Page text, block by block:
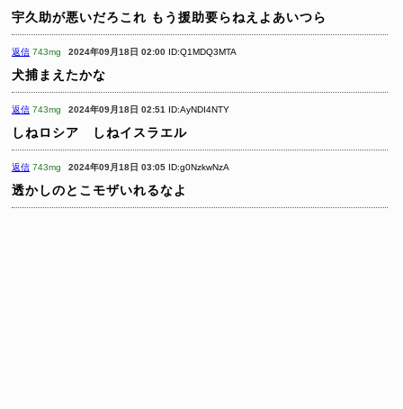
宇久助が悪いだろこれ もう援助要らねえよあいつら
返信 743mg 2024年09月18日 02:00 ID:Q1MDQ3MTA
犬捕まえたかな
返信 743mg 2024年09月18日 02:51 ID:AyNDI4NTY
しねロシア しねイスラエル
返信 743mg 2024年09月18日 03:05 ID:g0NzkwNzA
透かしのとこモザいれるなよ